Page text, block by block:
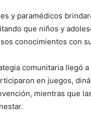
y paramédicos
que niños y
conocimientos con
comunitaria llegó
en juegos,
mientras que